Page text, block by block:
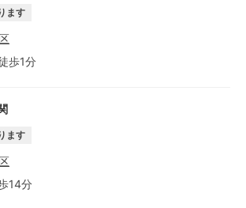
ます
歩1分
ます
14分